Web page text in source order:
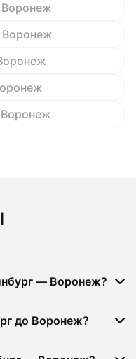
Воронеж
— Воронеж?
до Воронеж?